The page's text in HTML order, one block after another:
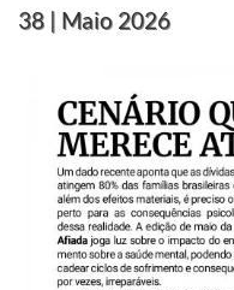
38 | Maio 2026